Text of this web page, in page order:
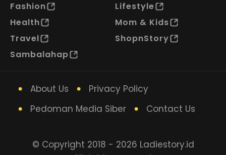
Fashion
Lifestyle
Health
Mom & Kids
Travel
ShopnStory
Sambalahap
About Us
Privacy Policy
Pedoman Media Siber
Contact Us
© Copyright 2018 - 2026 Ladiestory.id